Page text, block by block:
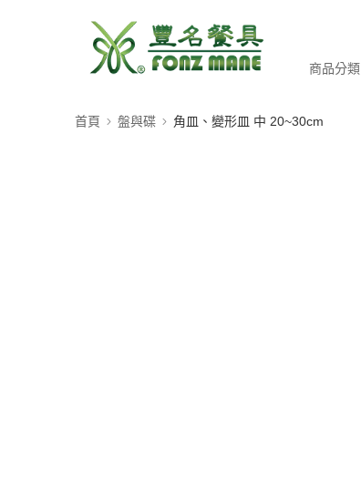
商品分類
首頁 盤與碟 角皿、變形皿 中 20~30cm